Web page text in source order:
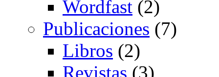
Wordfast (2)
Publicaciones (7)
Libros (2)
Revistas (3)